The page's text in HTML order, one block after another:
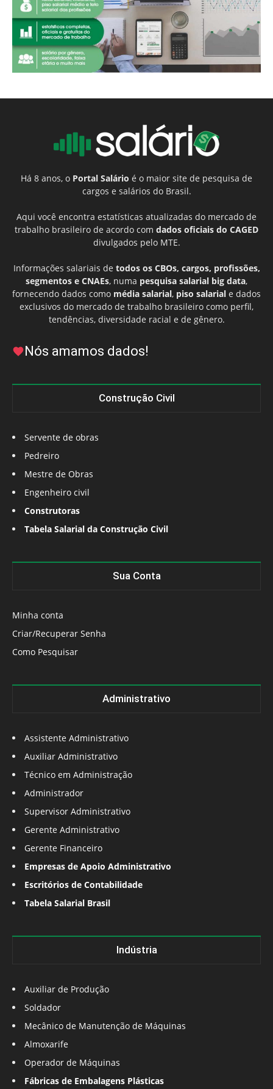
Há 8 anos, o Portal Salário é o maior site de pesquisa de
cargos e salários do Brasil.
Aqui você encontra estatísticas atualizadas do mercado de
trabalho brasileiro de acordo com dados oficiais do CAGED
divulgados pelo MTE.
Informações salariais de todos os CBOs, cargos, profissões,
segmentos e CNAEs, numa pesquisa salarial big data,
fornecendo dados como média salarial, piso salarial e dados
exclusivos do mercado de trabalho brasileiro como perfil,
tendências, diversidade racial e de gênero.
Nós amamos dados!
Construção Civil
Servente de obras
Pedreiro
Mestre de Obras
Engenheiro civil
Construtoras
Tabela Salarial da Construção Civil
Sua Conta
Minha conta
Criar/Recuperar Senha
Como Pesquisar
Administrativo
Assistente Administrativo
Auxiliar Administrativo
Técnico em Administração
Administrador
Supervisor Administrativo
Gerente Administrativo
Gerente Financeiro
Empresas de Apoio Administrativo
Escritórios de Contabilidade
Tabela Salarial Brasil
Indústria
Auxiliar de Produção
Soldador
Mecânico de Manutenção de Máquinas
Almoxarife
Operador de Máquinas
Fábricas de Embalagens Plásticas